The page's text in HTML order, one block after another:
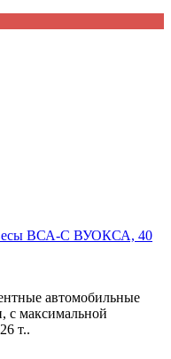
весы ВСА-С ВУОКСА, 40
автомобильные
с максимальной
т..